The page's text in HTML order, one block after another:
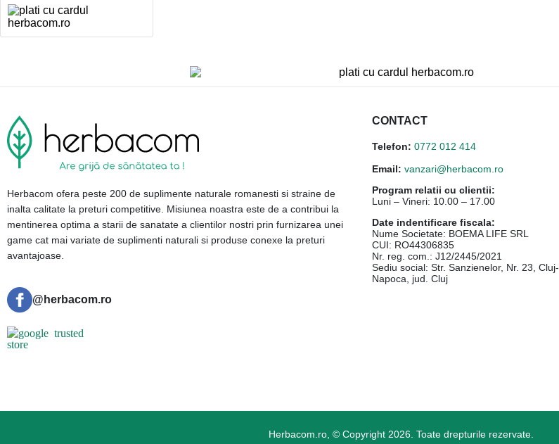
Herbacom ofera peste 200 de suplimente naturale romanesti si straine de
inalta calitate la preturi competitive. Misiunea noastra este de a contribui la
mentinerea optima a starii de sanatate a clientilor nostri prin furnizarea unei
game cat mai variate de suplimenti naturali si produse conexe la preturi
avantajoase.
@herbacom.ro
CONTACT
Telefon:0772 012 414
Email:vanzari@herbacom.ro
Program relatii cu clientii:
Luni – Vineri: 10.00 – 17.00
Date indentificare fiscala:
Nume Societate: BOEMA LIFE SRL
CUI: RO44306835
Nr. reg. com.: J12/2445/2021
Sediu social: Str. Sanzienelor, Nr. 23, Cluj-
Napoca, jud. Cluj
Herbacom.ro, © Copyright 2026. Toate drepturile rezervate.